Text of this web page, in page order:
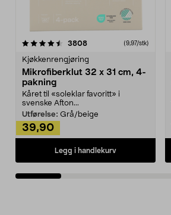
3808anmeldelser(9,97/stk)
Kjøkkenrengjøring
Mikrofiberklut 32 x 31 cm, 4-
pakning
Kåret til «soleklar favoritt» i
svenske Afton...
Utførelse: Grå/beige
39,90
Legg i handlekurv
4.5av 5 stjerner